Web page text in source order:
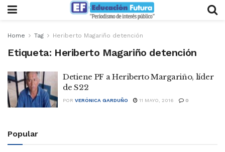
Home Tag Heriberto Magariño detención
Etiqueta: Heriberto Magariño detención
Detiene PF a Heriberto Margariño, líder
de S22
POR VERÓNICA GARDUÑO 11 MAYO, 2016 0
Popular